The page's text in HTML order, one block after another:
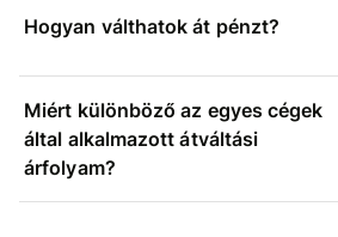
Hogyan válthatok át pénzt?
Miért különböző az egyes cégek
által alkalmazott átváltási
árfolyam?